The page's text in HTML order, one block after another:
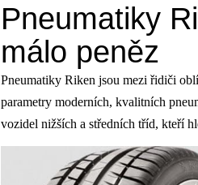
Pneumatiky
málo peněz
Pneumatiky Riken jsou mezi řidiči
parametry moderních, kvalitních
vozidel nižších a středních tříd, kteří